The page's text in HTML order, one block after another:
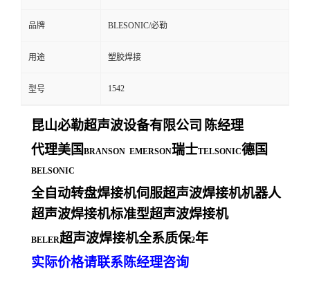
品牌 BLESONIC/必勒
用途 塑胶焊接
型号 1542
昆山必勒超声波设备有限公司 陈经理
代理美国 BRANSON EMERSON瑞士TELSONIC德国
BELSONIC
全自动转盘焊接机伺服超声波焊接机机器人
超声波焊接机标准型超声波焊接机
BELER超声波焊接机全系质保2年
实际价格请联系陈经理咨询